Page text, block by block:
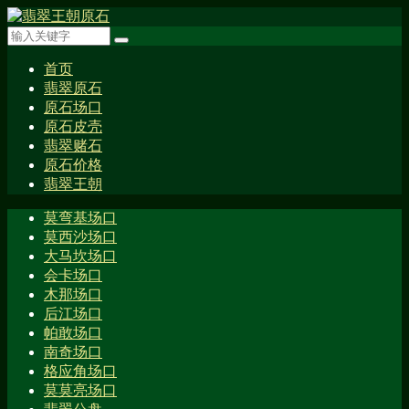
首页
翡翠原石
原石场口
原石皮壳
翡翠赌石
原石价格
翡翠王朝
莫弯基场口
莫西沙场口
大马坎场口
会卡场口
木那场口
后江场口
帕敢场口
南奇场口
格应角场口
莫莫亮场口